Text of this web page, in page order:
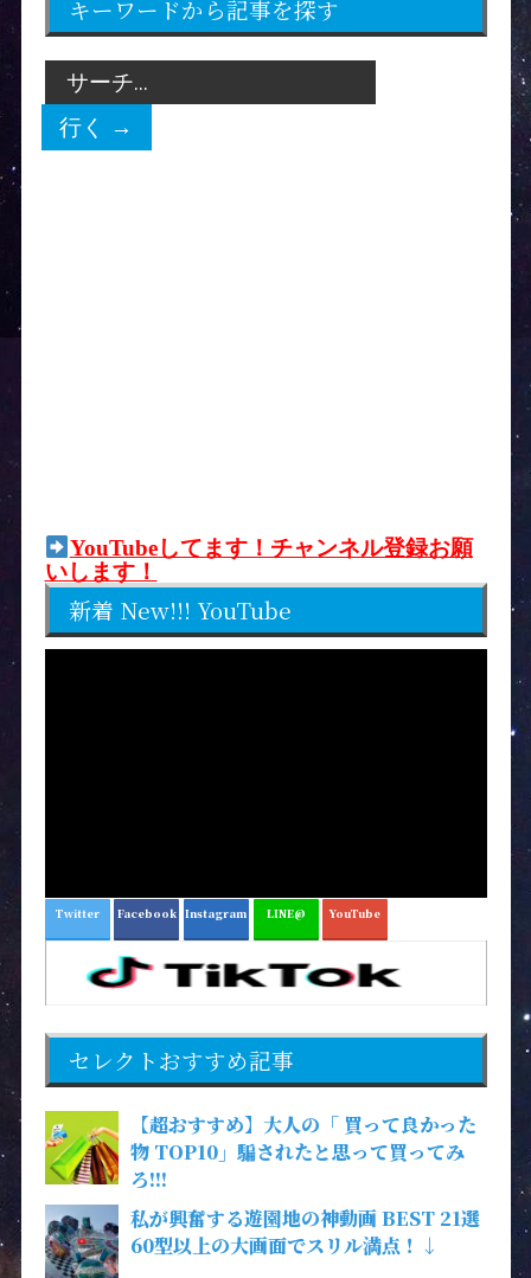
キーワードから記事を探す
YouTubeしてます！チャンネル登録お願
いします！
新着 New!!! YouTube
Twitter Facebook Instagram LINE@ YouTube
セレクトおすすめ記事
【超おすすめ】大人の「 買って良かった
物 TOP10」騙されたと思って買ってみ
ろ!!!
私が興奮する遊園地の神動画 BEST 21選
60型以上の大画面でスリル満点！↓